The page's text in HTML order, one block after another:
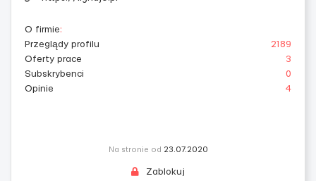
O firmie:
Przeglądy profilu
2189
Oferty prace
3
Subskrybenci
0
Opinie
4
Na stronie od 23.07.2020
Zablokuj